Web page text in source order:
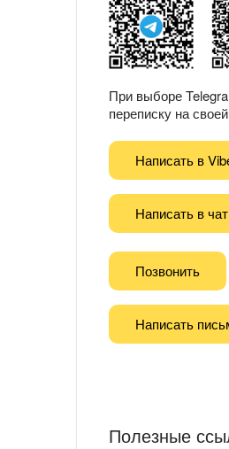
При выборе
переписку на
Написать в
Написать в чат
Позвонить
Написать
Полезные